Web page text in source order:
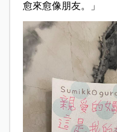
愈來愈像朋友。」